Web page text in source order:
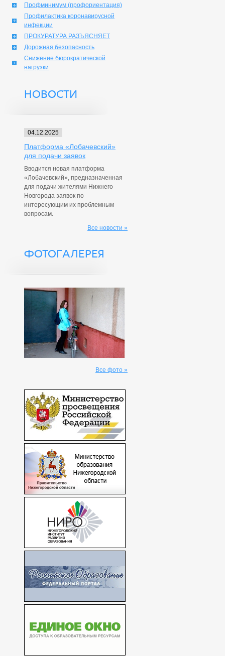
Профминимум (профориентация)
Профилактика коронавирусной
инфекции
ПРОКУРАТУРА РАЗЪЯСНЯЕТ
Дорожная безопасность
Снижение бюрократической
нагрузки
НОВОСТИ
04.12.2025
Платформа «Лобачевский»
для подачи заявок
Вводится новая платформа
«Лобачевский», предназначенная
для подачи жителями Нижнего
Новгорода заявок по
интересующим их проблемным
вопросам.
Все новости »
ФОТОГАЛЕРЕЯ
Все фото »